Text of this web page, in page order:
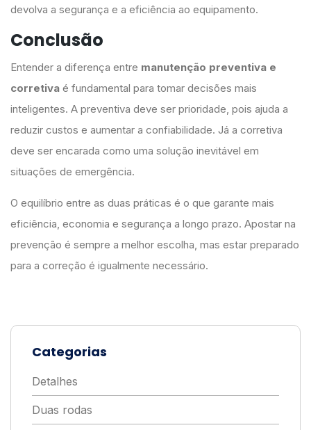
devolva a segurança e a eficiência ao equipamento.
Conclusão
Entender a diferença entre manutenção preventiva e
corretiva é fundamental para tomar decisões mais
inteligentes. A preventiva deve ser prioridade, pois ajuda a
reduzir custos e aumentar a confiabilidade. Já a corretiva
deve ser encarada como uma solução inevitável em
situações de emergência.
O equilíbrio entre as duas práticas é o que garante mais
eficiência, economia e segurança a longo prazo. Apostar na
prevenção é sempre a melhor escolha, mas estar preparado
para a correção é igualmente necessário.
Categorias
Detalhes
Duas rodas